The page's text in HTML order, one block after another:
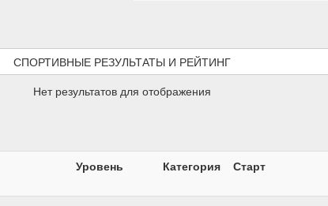
СПОРТИВНЫЕ РЕЗУЛЬТАТЫ И РЕЙТИНГ
Нет результатов для отображения
Уровень Категория Старт